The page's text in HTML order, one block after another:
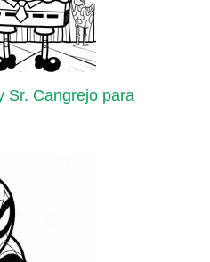
Sr. Cangrejo para